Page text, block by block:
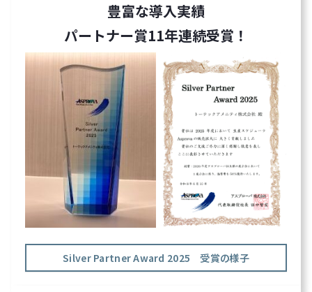
豊富な導入実績
パートナー賞11年連続受賞！
Silver Partner Award 2025 受賞の様子